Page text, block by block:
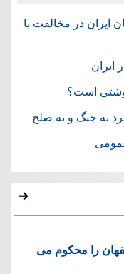
ایران در مخالفت با
است؟
نه جنگ و نه صلح
را محکوم می